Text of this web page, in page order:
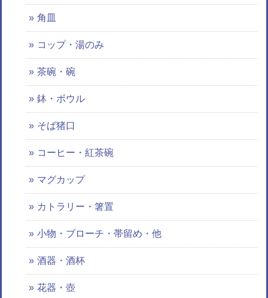
角皿
コップ・湯のみ
茶碗・碗
鉢・ボウル
そば猪口
コーヒー・紅茶碗
マグカップ
カトラリー・箸置
小物・ブローチ・帯留め・他
酒器・酒杯
花器・壺